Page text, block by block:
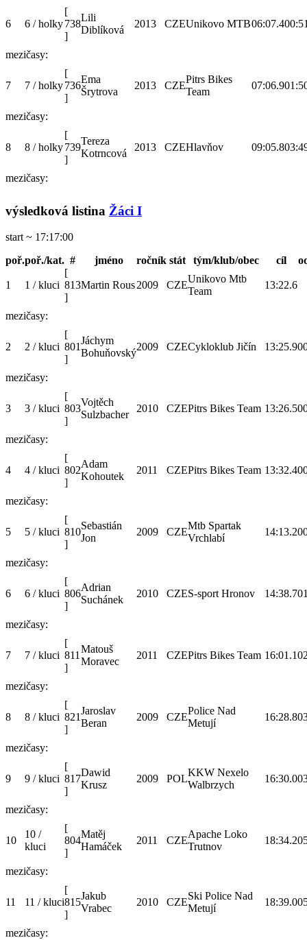
6 6 / holky
[
738
]
Lili
Diblíková
2013 CZEUnikovo MTB06:07.4
mezičasy:
7 7 / holky
[
736
]
Ema
Šrytrova
2013 CZE
Pitrs Bikes
Team
07:06.9
mezičasy:
8 8 / holky
[
739
]
Tereza
Kotrncová
2013 CZEHlavňov 09:05.8
mezičasy:
výsledková listina Žáci I
start ~ 17:17:00
poř.poř./kat. # jméno ročník stát tým/klub/obec cíl
1 1 / kluci
[
813
]
Martin Rous2009 CZE
Unikovo Mtb
Team
13:22.6
mezičasy:
2 2 / kluci
[
801
]
Jáchym
Bohuňovský
2009 CZECykloklub Jičín 13:25.9
mezičasy:
3 3 / kluci
[
803
]
Vojtěch
Sulzbacher
2010 CZEPitrs Bikes Team 13:26.5
mezičasy:
4 4 / kluci
[
802
]
Adam
Kohoutek
2011 CZEPitrs Bikes Team 13:32.4
mezičasy:
5 5 / kluci
[
810
]
Sebastián
Jon
2009 CZE
Mtb Spartak
Vrchlabí
14:13.2
mezičasy:
6 6 / kluci
[
806
]
Adrian
Suchánek
2010 CZES-sport Hronov 14:38.7
mezičasy:
7 7 / kluci
[
811
]
Matouš
Moravec
2011 CZEPitrs Bikes Team 16:01.1
mezičasy:
8 8 / kluci
[
821
]
Jaroslav
Beran
2009 CZE
Police Nad
Metují
16:28.8
mezičasy:
9 9 / kluci
[
817
]
Dawid
Krusz
2009 POL
KKW Nexelo
Walbrzych
16:30.0
mezičasy:
10
10 /
kluci
[
804
]
Matěj
Hamáček
2011 CZE
Apache Loko
Trutnov
18:34.2
mezičasy:
11 11 / kluci
[
815
]
Jakub
Vrabec
2010 CZE
Ski Police Nad
Metují
18:39.0
mezičasy: